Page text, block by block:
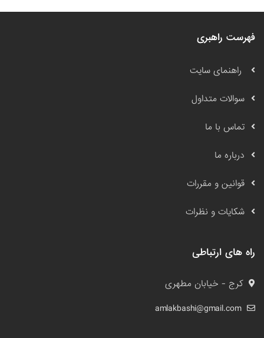
فهرست راهبری
راهنمای سایت
سوالات متداول
تماس با ما
درباره ما
قوانین و مقررات
شکایات و نظرات
راه های ارتباطی
کرج - خیابان مطهری
amlakbashi@gmail.com